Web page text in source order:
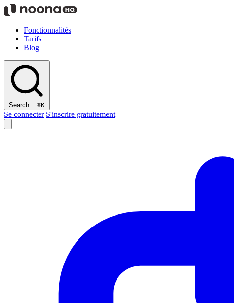
Fonctionnalités
Tarifs
Blog
Search... ⌘K
Se connecter S'inscrire gratuitement